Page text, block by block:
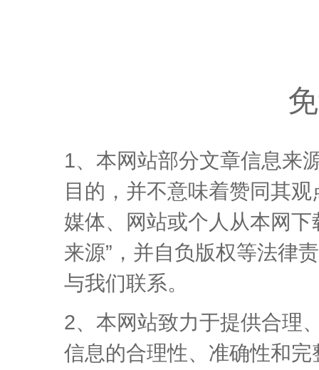
1、本网站部分文章信息来
目的，并不意味着赞同其
媒体、网站或个人从本网
来源”，并自负版权等法律
与我们联系。
2、本网站致力于提供合理
信息的合理性、准确性和